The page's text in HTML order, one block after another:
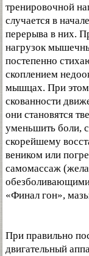
тренировочной
случается в
перерыва в них.
нагрузок
постепенно
скоплением
мышцах. При этом
скованности
они становятся
уменьшить боли,
скорейшему
веником или
самомассаж
«Финал гон»,
При правильно
двигательный